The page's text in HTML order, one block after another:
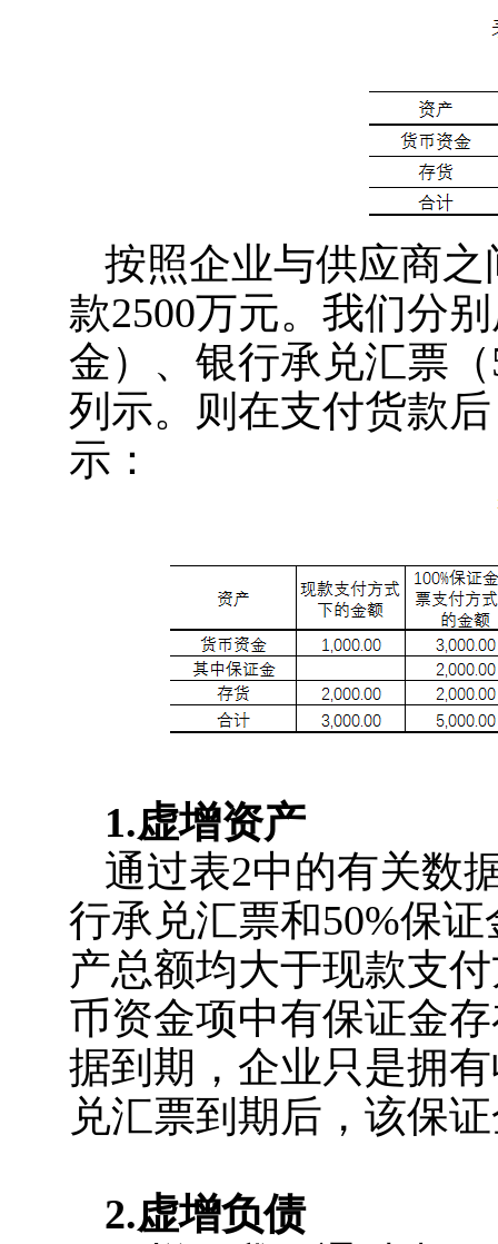
按照企业与供应商
款2500万元。我们分
金）、银行承兑汇票
列示。则在支付货款
示：
1.虚增资产
通过表2中的有关数
行承兑汇票和50%保
产总额均大于现款支
币资金项中有保证金
据到期，企业只是拥
兑汇票到期后，该保
2.虚增负债